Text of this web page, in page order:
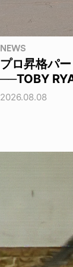
NEWS
プロ昇格パー
──TOBY
2026.08.08